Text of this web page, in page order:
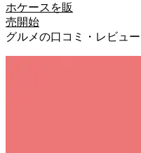
ホケースを販
売開始
グルメの口コミ・レビュ